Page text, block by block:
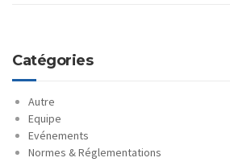
Catégories
Autre
Equipe
Evénements
Normes & Réglementations